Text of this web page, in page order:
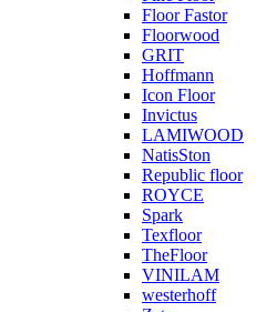
Floor Fastor
Floorwood
GRIT
Hoffmann
Icon Floor
Invictus
LAMIWOOD
NatisSton
Republic floor
ROYCE
Spark
Texfloor
TheFloor
VINILAM
westerhoff